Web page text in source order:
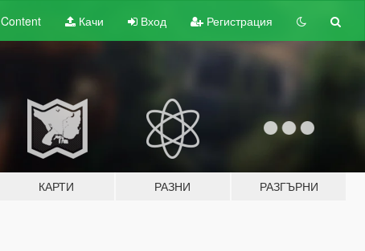
Content Качи Вход Регистрация
КАРТИ РАЗНИ РАЗГЪРНИ